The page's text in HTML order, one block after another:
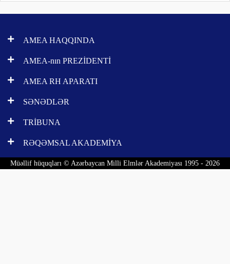
AMEA HAQQINDA
AMEA-nın PREZİDENTİ
AMEA RH APARATI
SƏNƏDLƏR
TRİBUNA
RƏQƏMSAL AKADEMİYA
Müəllif hüquqları © Azərbaycan Milli Elmlər Akademiyası 1995 - 2026